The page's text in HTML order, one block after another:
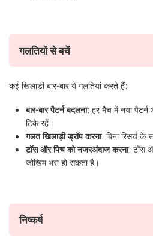
गलतियों से बचें
कई खिलाड़ी बार-बार ये गलतियां करते हैं:
बार-बार पैटर्न बदलना: हर मैच में नया
टिके रहें।
गलत खिलाड़ी ड्रॉप करना: बिना रिसर्च के
टॉस और पिच को नजरअंदाज करना: टॉस
जोखिम भरा हो सकता है।
निष्कर्ष